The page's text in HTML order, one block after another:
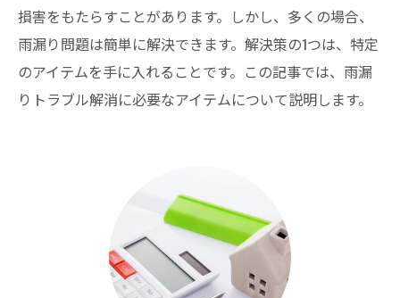
損害をもたらすことがあります。しかし、多くの場合、
雨漏り問題は簡単に解決できます。解決策の1つは、特定
のアイテムを手に入れることです。この記事では、雨漏
りトラブル解消に必要なアイテムについて説明します。